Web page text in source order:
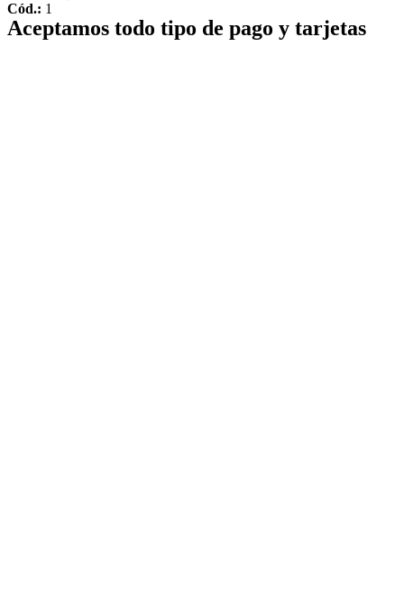
Cód.: 1
Aceptamos todo tipo de pago y tarjetas